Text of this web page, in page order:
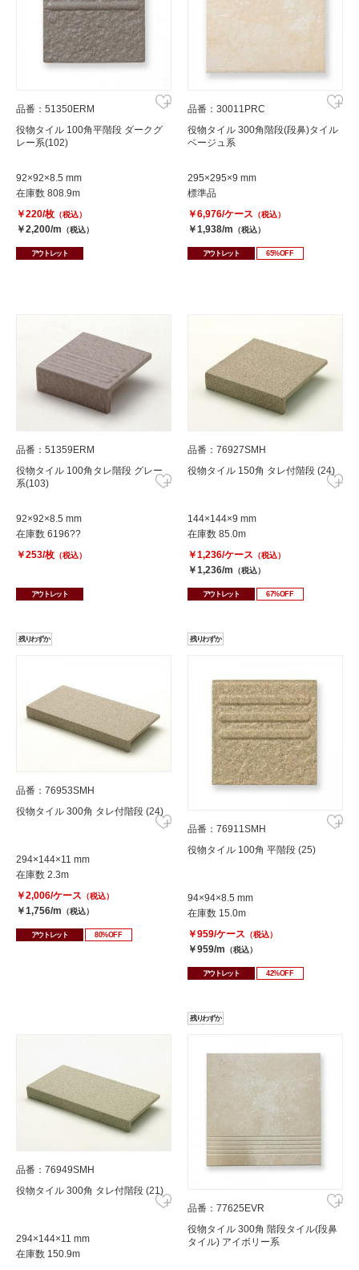
品番：51350ERM
役物タイル 100角平階段 ダークグ
レー系(102)
92×92×8.5 mm
在庫数 808.9m
￥220/枚 （税込）
￥2,200/m （税込）
アウトレット
品番：30011PRC
役物タイル 300角階段(段鼻)タイル
ベージュ系
295×295×9 mm
標準品
￥6,976/ケース （税込）
￥1,938/m （税込）
アウトレット 65%OFF
品番：51359ERM
役物タイル 100角タレ階段 グレー
系(103)
92×92×8.5 mm
在庫数 6196??
￥253/枚 （税込）
アウトレット
品番：76927SMH
役物タイル 150角 タレ付階段 (24)
144×144×9 mm
在庫数 85.0m
￥1,236/ケース （税込）
￥1,236/m （税込）
アウトレット 67%OFF
残りわずか
品番：76953SMH
役物タイル 300角 タレ付階段 (24)
294×144×11 mm
在庫数 2.3m
￥2,006/ケース （税込）
￥1,756/m （税込）
アウトレット 80%OFF
残りわずか
品番：76911SMH
役物タイル 100角 平階段 (25)
94×94×8.5 mm
在庫数 15.0m
￥959/ケース （税込）
￥959/m （税込）
アウトレット 42%OFF
品番：76949SMH
役物タイル 300角 タレ付階段 (21)
294×144×11 mm
在庫数 150.9m
残りわずか
品番：77625EVR
役物タイル 300角 階段タイル(段鼻
タイル) アイボリー系